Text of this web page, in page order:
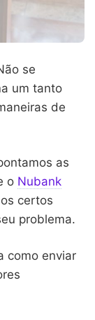
se
um tanto
de
as
o Nubank
certos
problema.
como enviar